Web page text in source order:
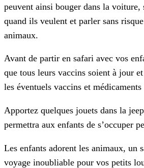
peuvent ainsi bouger dans la voiture,
quand ils veulent et parler sans
animaux.
Avant de partir en safari avec vos
que tous leurs vaccins soient à jour
les éventuels vaccins et
Apportez quelques jouets dans la
permettra aux enfants de s’occuper
Les enfants adorent les animaux, un
voyage inoubliable pour vos petits